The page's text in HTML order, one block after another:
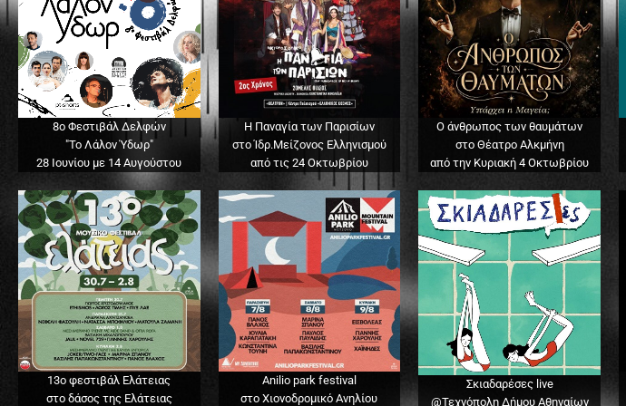
8ο Φεστιβάλ Δελφών
"Το Λάλον Ύδωρ"
28 Ιουνίου με 14 Αυγούστου
Η Παναγία των Παρισίων
στο Ίδρ.Μείζονος Ελληνισμού
από τις 24 Οκτωβρίου
Ο άνθρωπος των θαυμάτων
στο Θέατρο Αλκμήνη
από την Κυριακή 4 Οκτωβρίου
13o φεστιβάλ Ελάτειας
στο δάσος της Ελάτειας
Anilio park festival
στο Χιονοδρομικό Ανηλίου
Σκιαδαρέσες live
@Τεχνόπολη Δήμου Αθηναίων